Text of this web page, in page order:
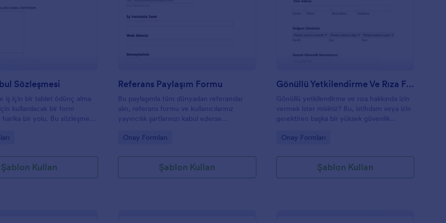
iyi bir örnek şablondur.
veya elektronik tablonuzda
Belgelerinizi, hesap
de bulunan PDF düzenleyici
Önizleme
Sözleşmesi
iş için bir tablet ödünç alma
kullanılacak bir form
harika bir yolu. Bu sözleşme
bu sözleşmeyi imzalayabilir,
Şablon Kullan
Referans Paylaşım Formu
Bu paylaşımla tüm dünyadan referanslar
alın, referans formu ve kullanıcılarınız
yayıncılık şartlarınızı kabul ederse
Go to Category:
Onay Formları
Şablon Kullan
Önizleme
Gönüllü Yetkilendirme Ve Rıza Formu
Gönüllü yetkilendirme ve rıza hakkında izin
vermek ister misiniz? Bu, istihdam veya izin
gerektiren başka bir yüksek güvenlik
kontrolüne izin vermek için kullanılabilecek
plan kontrolü yetkilendirme formunda kişisel
bilgiler, önceki adresleriniz ve bilgilerin
kullanımı için izin verilir.
Go to Category:
Onay Formları
Şablon Kullan